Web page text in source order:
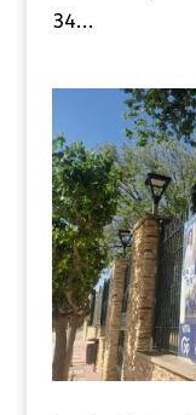
34...